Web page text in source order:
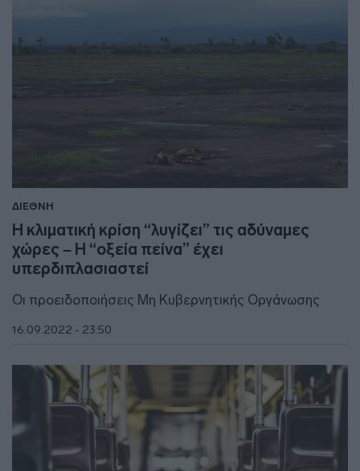
ΔΙΕΘΝΗ
Η κλιματική κρίση “λυγίζει” τις αδύναμες
χώρες – Η “οξεία πείνα” έχει
υπερδιπλασιαστεί
Οι προειδοποιήσεις Μη Κυβερνητικής Οργάνωσης
16.09.2022 - 23:50